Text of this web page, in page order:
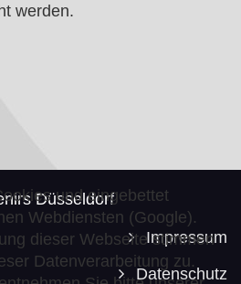
werden.
Düsseldorf
Impressum
Datenschutz
und eingebettet
Webdiensten (Google).
dieser Webseite stimmen
Datenverarbeitung zu.